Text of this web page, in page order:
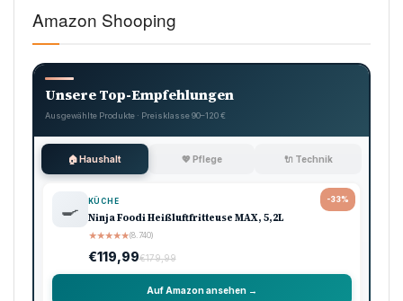
Amazon Shooping
Unsere Top-Empfehlungen
Ausgewählte Produkte · Preisklasse 90–120 €
🏠 Haushalt 💖 Pflege 🔌 Technik
-33%
🍳 KÜCHE
Ninja Foodi Heißluftfritteuse MAX, 5,2L
★★★★★(8.740)
€119,99€179,99
Auf Amazon ansehen →